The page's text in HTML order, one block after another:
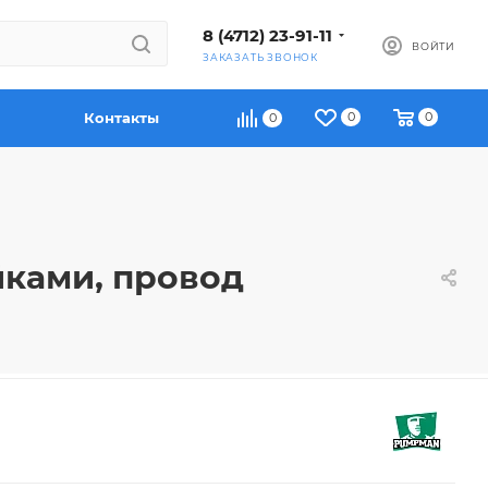
8 (4712) 23-91-11
ЗАКАЗАТЬ ЗВОНОК
ВОЙТИ
0 0 0
Контакты
провод